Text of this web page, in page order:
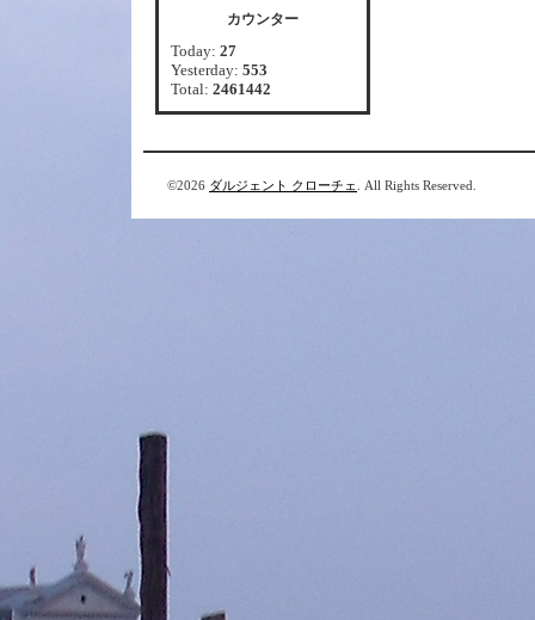
カウンター
Today: 27
Yesterday: 553
Total: 2461442
©2026 ダルジェント クローチェ . All Rights Reserved.